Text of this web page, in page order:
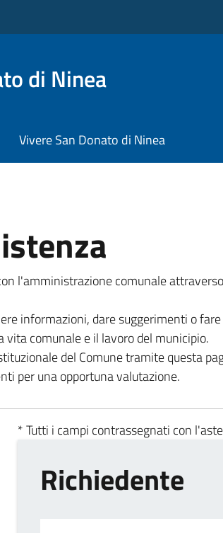
di Ninea
Vivere San Donato di Ninea
l'amministrazione comunale
informazioni, dare suggerimenti o
comunale e il lavoro del municipio.
del Comune tramite questa
per una opportuna valutazione.
* Tutti i campi contrassegnati con
Richiedente